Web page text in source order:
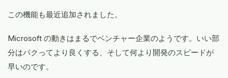
この機能も最近追加されました。
Microsoft の動きはまるでベンチャー企業のようです。いい部
分はパクってより良くする、そして何より開発のスピードが
早いのです。